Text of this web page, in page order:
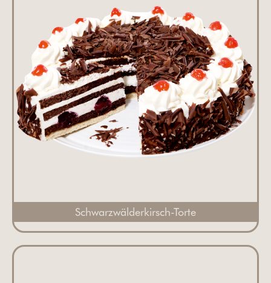
Schwarzwälderkirsch-Torte